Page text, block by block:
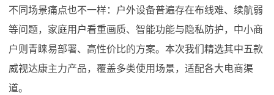
不同场景痛点也不一样：户外设备普遍存在布线难、续航弱
等问题，家庭用户看重画质、智能功能与隐私防护，中小商
户则青睐易部署、高性价比的方案。本次我们精选其中五款
威视达康主力产品，覆盖多类使用场景，适配各大电商渠
道。